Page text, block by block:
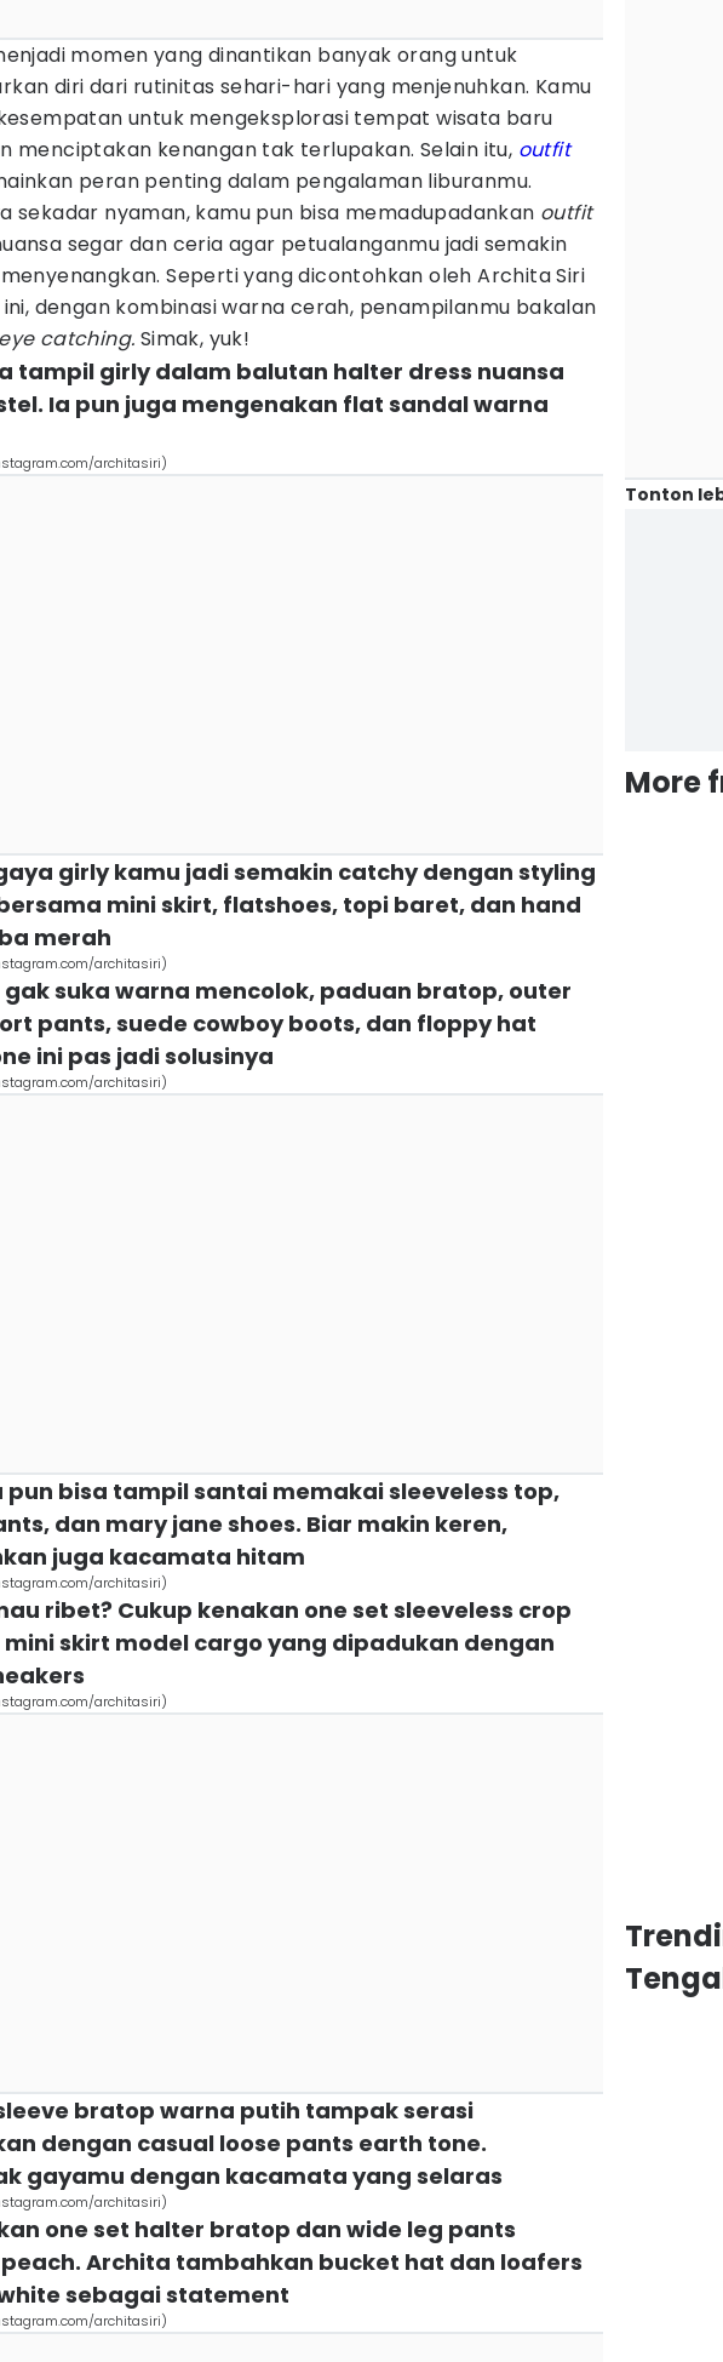
momen yang dinantikan banyak orang untuk
diri dari rutinitas sehari-hari yang menjenuhkan. Kamu
untuk mengeksplorasi tempat wisata baru
menciptakan kenangan tak terlupakan. Selain itu, outfit
peran penting dalam pengalaman liburanmu.
sekadar nyaman, kamu pun bisa memadupadankan outfit
segar dan ceria agar petualanganmu jadi semakin
Seperti yang dicontohkan oleh Archita Siri
dengan kombinasi warna cerah, penampilanmu bakalan
eye catching. Simak, yuk!
tampil girly dalam balutan halter dress nuansa
Ia pun juga mengenakan flat sandal warna
architasiri)
girly kamu jadi semakin catchy dengan styling
mini skirt, flatshoes, topi baret, dan hand
merah
architasiri)
gak suka warna mencolok, paduan bratop, outer
pants, suede cowboy boots, dan floppy hat
ini pas jadi solusinya
architasiri)
pun bisa tampil santai memakai sleeveless top,
dan mary jane shoes. Biar makin keren,
juga kacamata hitam
architasiri)
ribet? Cukup kenakan one set sleeveless crop
skirt model cargo yang dipadukan dengan
architasiri)
bratop warna putih tampak serasi
dengan casual loose pants earth tone.
gayamu dengan kacamata yang selaras
architasiri)
one set halter bratop dan wide leg pants
Archita tambahkan bucket hat dan loafers
sebagai statement
architasiri)
Tonton
More